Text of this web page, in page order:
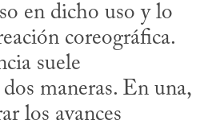
en dicho uso y lo
coreográfica.
maneras. En una,
los avances